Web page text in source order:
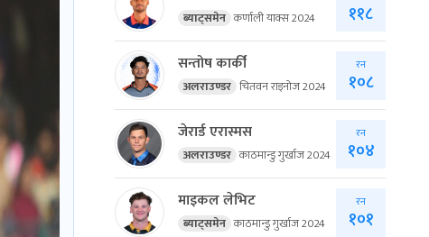
ब्याट्समेन कर्णाली याक्स 2024 ११८
सन्तोष कार्की
अलराउण्डर चितवन राइनोज 2024
रन
१०८
जेरार्ड एरास्मस
अलराउण्डर काठमान्डु गुर्खाज 2024
रन
१०४
माइकल लेभिट
ब्याट्समेन काठमान्डु गुर्खाज 2024
रन
१०१